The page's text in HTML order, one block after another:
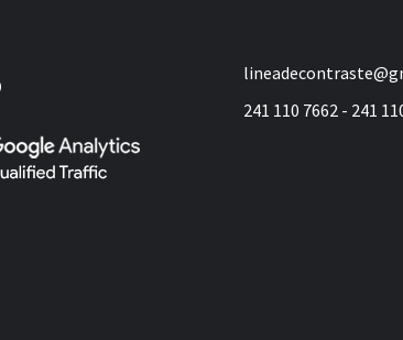
241 110 7662 - 241